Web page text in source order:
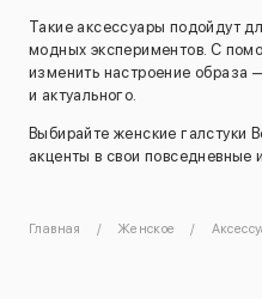
Такие аксессуары подойдут
модных экспериментов. С
изменить настроение образа
и актуального.
Выбирайте женские галстуки
акценты в свои повседневные
Главная Женское